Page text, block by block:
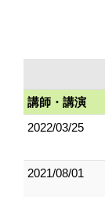
講師・講演
2022/03/25
2021/08/01